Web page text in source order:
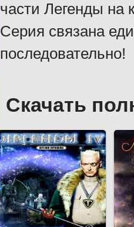
части Легенды на
Серия связана
последовательно!
Скачать